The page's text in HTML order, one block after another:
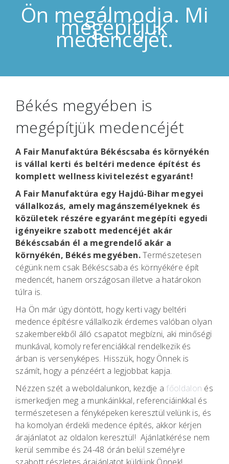
Ön megálmodja. Mi
megépítjük
medencéjét.
Békés megyében is
megépítjük medencéjét
A Fair Manufaktúra Békéscsaba és környékén
is vállal kerti és beltéri medence építést és
komplett wellness kivitelezést egyaránt!
A Fair Manufaktúra egy Hajdú-Bihar megyei
vállalkozás, amely magánszemélyeknek és
közületek részére egyaránt megépíti egyedi
igényeikre szabott medencéjét akár
Békéscsabán él a megrendelő akár a
környékén, Békés megyében.Természetesen
cégünk nem csak Békéscsaba és környékére épít
medencét, hanem országosan illetve a határokon
túlra is.
Ha Ön már úgy döntött, hogy kerti vagy beltéri
medence építésre vállalkozik érdemes valóban olyan
szakemberekből álló csapatot megbízni, aki minőségi
munkával, komoly referenciákkal rendelkezik és
árban is versenyképes. Hisszük, hogy Önnek is
számít, hogy a pénzéért a legjobbat kapja.
Nézzen szét a weboldalunkon, kezdje a főoldalon és
ismerkedjen meg a munkáinkkal, referenciáinkkal és
természetesen a fényképeken keresztül velünk is, és
ha komolyan érdekli medence építés, akkor kérjen
árajánlatot az oldalon keresztül! Ajánlatkérése nem
kerül semmibe és 24-48 órán belül személyre